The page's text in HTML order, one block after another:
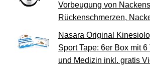
Vorbeugung von
Rückenschmerzen,
Nasara Original
Sport Tape: 6er Box mit 6
und Medizin inkl. gratis